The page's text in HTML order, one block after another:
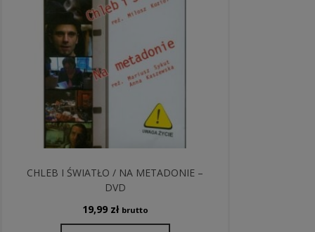
CHLEB I ŚWIATŁO / NA METADONIE –
DVD
19,99 zł brutto